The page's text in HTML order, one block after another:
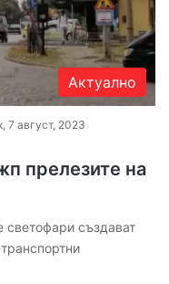
Актуално
7 август, 2023
прелезите на
светофари създават